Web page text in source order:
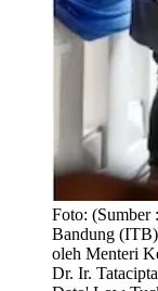
Foto: (Sumber
Bandung
oleh Menteri
Dr. Ir.